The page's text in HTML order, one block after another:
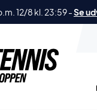
12/8 kl. 23:59-Se